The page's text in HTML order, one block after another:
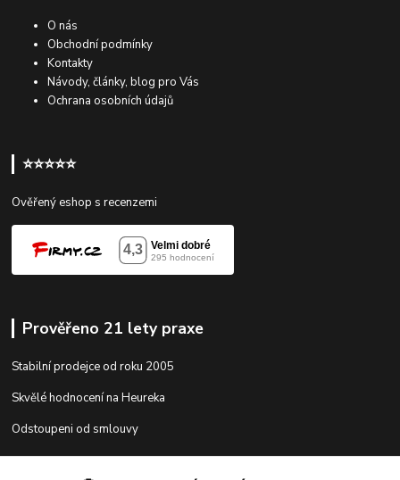
O nás
Obchodní podmínky
Kontakty
Návody, články, blog pro Vás
Ochrana osobních údajů
⭐⭐⭐⭐⭐
Ověřený eshop s recenzemi
Prověřeno 21 lety praxe
Stabilní prodejce od roku 2005
Skvělé hodnocení na Heureka
Odstoupeni od smlouvy